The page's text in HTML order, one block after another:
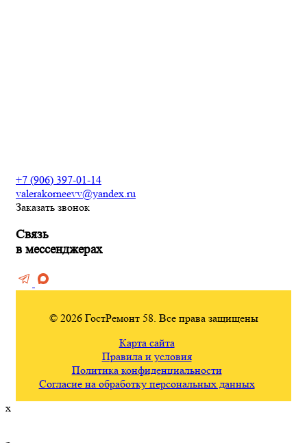
+7 (906) 397-01-14
valerakorneevv@yandex.ru
Заказать звонок
Связь
в мессенджерах
© 2026 ГостРемонт 58. Все права защищены
Карта сайта
Правила и условия
Политика конфиденциальности
Согласие на обработку персональных данных
x